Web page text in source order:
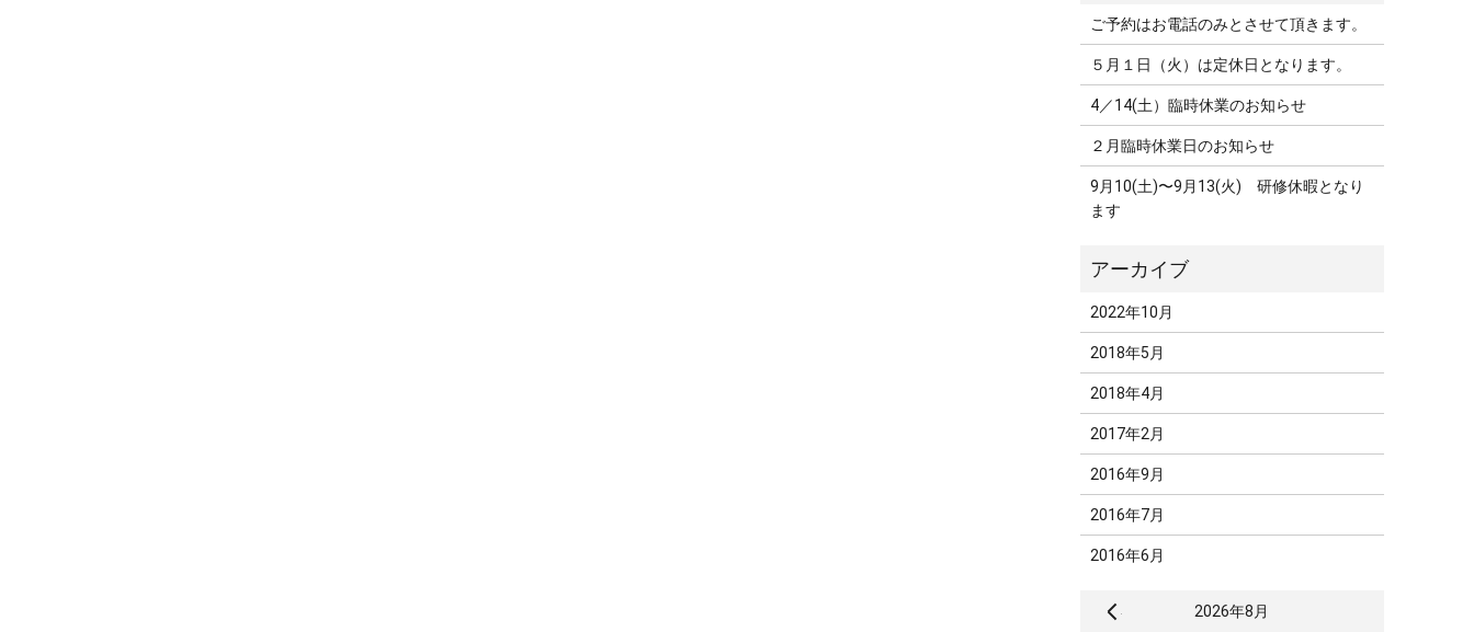
ご予約はお電話のみとさせて頂きます。
５月１日（火）は定休日となります。
4／14(土）臨時休業のお知らせ
２月臨時休業日のお知らせ
9月10(土)〜9月13(火) 研修休暇となり
ます
2022年10月
2018年5月
2018年4月
2017年2月
2016年9月
2016年7月
2016年6月
2026年8月